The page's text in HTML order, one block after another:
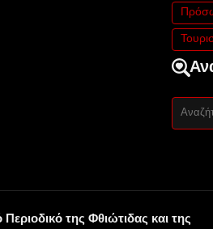
της Φθιώτιδας και της